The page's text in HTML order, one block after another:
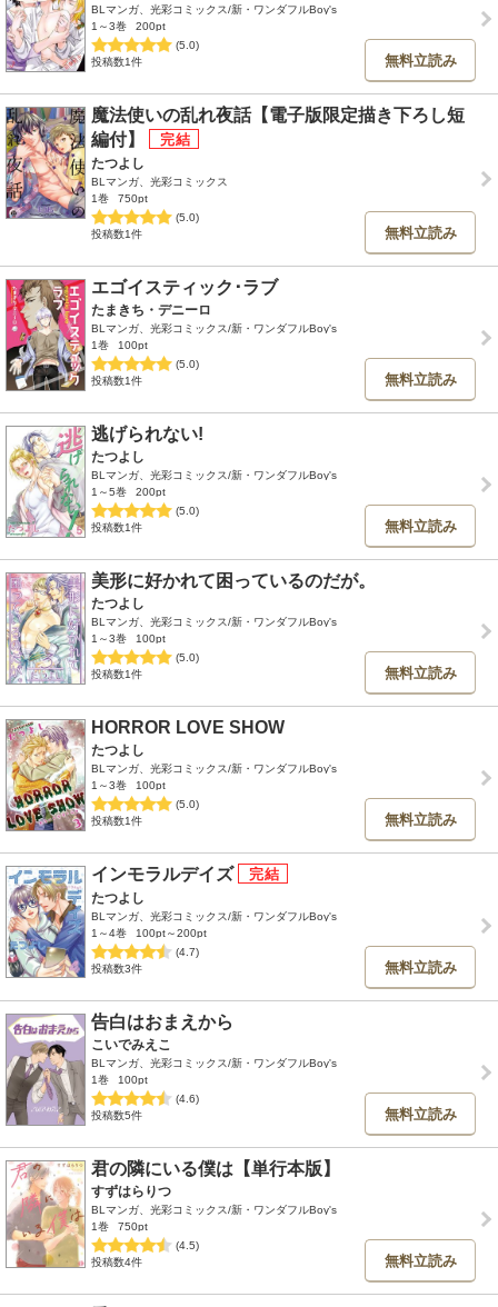
BLマンガ、光彩コミックス/新・ワンダフルBoy's
1～3巻
200pt
(5.0)
投稿数1件
無料立読み
魔法使いの乱れ夜話【電子版限定描き下ろし短
編付】
たつよし
BLマンガ、光彩コミックス
1巻
750pt
(5.0)
投稿数1件
無料立読み
エゴイスティック･ラブ
たまきち・デニーロ
BLマンガ、光彩コミックス/新・ワンダフルBoy's
1巻
100pt
(5.0)
投稿数1件
無料立読み
逃げられない!
たつよし
BLマンガ、光彩コミックス/新・ワンダフルBoy's
1～5巻
200pt
(5.0)
投稿数1件
無料立読み
美形に好かれて困っているのだが。
たつよし
BLマンガ、光彩コミックス/新・ワンダフルBoy's
1～3巻
100pt
(5.0)
投稿数1件
無料立読み
HORROR LOVE SHOW
たつよし
BLマンガ、光彩コミックス/新・ワンダフルBoy's
1～3巻
100pt
(5.0)
投稿数1件
無料立読み
インモラルデイズ
たつよし
BLマンガ、光彩コミックス/新・ワンダフルBoy's
1～4巻
100pt～200pt
(4.7)
投稿数3件
無料立読み
告白はおまえから
こいでみえこ
BLマンガ、光彩コミックス/新・ワンダフルBoy's
1巻
100pt
(4.6)
投稿数5件
無料立読み
君の隣にいる僕は【単行本版】
すずはらりつ
BLマンガ、光彩コミックス/新・ワンダフルBoy's
1巻
750pt
(4.5)
投稿数4件
無料立読み